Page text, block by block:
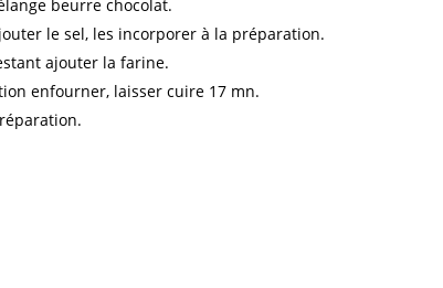
beurre chocolat.
le sel, les incorporer à la préparation.
ajouter la farine.
enfourner, laisser cuire 17 mn.